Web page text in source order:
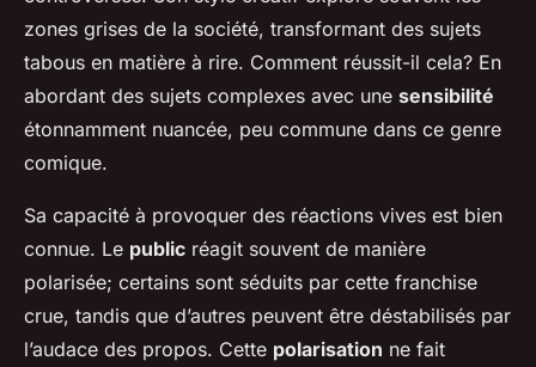
zones grises de la société, transformant des sujets
tabous en matière à rire. Comment réussit-il cela? En
abordant des sujets complexes avec une sensibilité
étonnamment nuancée, peu commune dans ce genre
comique.
Sa capacité à provoquer des réactions vives est bien
connue. Le public réagit souvent de manière
polarisée; certains sont séduits par cette franchise
crue, tandis que d’autres peuvent être déstabilisés par
l’audace des propos. Cette polarisation ne fait